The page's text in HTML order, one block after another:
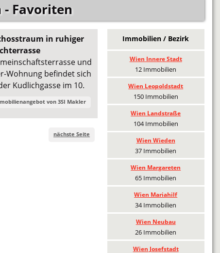
- Favoriten
in ruhiger
und
Wohnung befindet sich
Kudlichgasse im 10.
von3SI Makler
nächste Seite
Immobilien / Bezirk
Wien Innere Stadt
12 Immobilien
Wien Leopoldstadt
150 Immobilien
Wien Landstraße
104 Immobilien
Wien Wieden
37 Immobilien
Wien Margareten
65 Immobilien
Wien Mariahilf
34 Immobilien
Wien Neubau
26 Immobilien
Wien Josefstadt